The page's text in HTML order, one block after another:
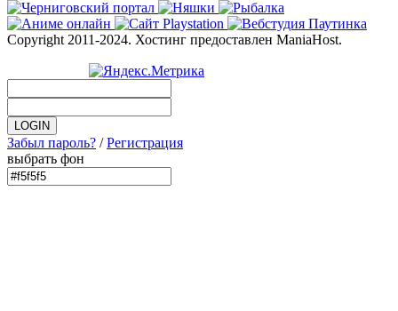
Copyright 2011-2024. Хостинг предоставлен ManiaHost.
Забыл пароль? /Регистрация
выбрать фон